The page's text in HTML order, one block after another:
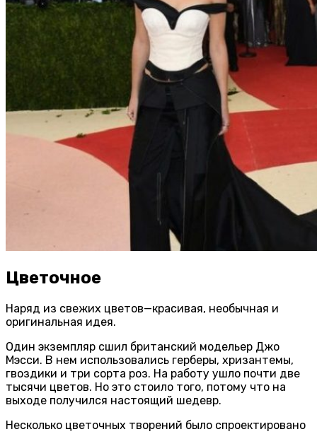
Цветочное
Наряд из свежих цветов—красивая, необычная и
оригинальная идея.
Один экземпляр сшил британский модельер Джо
Мэсси. В нем использовались герберы, хризантемы,
гвоздики и три сорта роз. На работу ушло почти две
тысячи цветов. Но это стоило того, потому что на
выходе получился настоящий шедевр.
Несколько цветочных творений было спроектировано